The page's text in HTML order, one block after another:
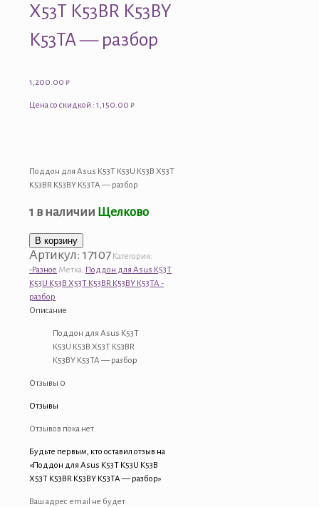
X53T K53BR K53BY
K53TA — разбор
1,200.00 ₽
Цена со скидкой : 1,150.00 ₽
Поддон для Asus K53T K53U K53B X53T
K53BR K53BY K53TA — разбор
1 в наличии Щелково
Количество
товара
Поддон
для
Asus
K53T
K53TA
-
В корзину
Артикул: 17107 Категория:
-Разное Метка: Поддон для Asus K53T
K53U K53B X53T K53BR K53BY K53TA -
разбор
Описание
Поддон для Asus K53T
K53U K53B X53T K53BR
K53BY K53TA — разбор
Отзывы 0
Отзывы
Отзывов пока нет.
Будьте первым, кто оставил отзыв на
«Поддон для Asus K53T K53U K53B
X53T K53BR K53BY K53TA — разбор»
Ваш адрес email не будет